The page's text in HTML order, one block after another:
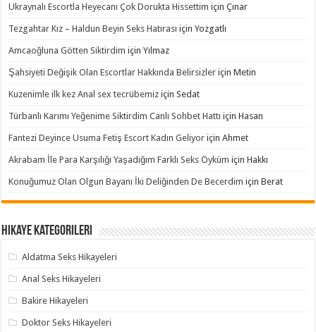
Ukraynalı Escortla Heyecanı Çok Dorukta Hissettim içinÇınar
Tezgahtar Kız – Haldun Beyin Seks Hatırası içinYozgatlı
Amcaoğluna Götten Siktirdim içinYılmaz
Şahsiyeti Değişik Olan Escortlar Hakkında Belirsizler içinMetin
Kuzenimle ilk kez Anal sex tecrübemiz içinSedat
Türbanlı Karımı Yeğenime Siktirdim Canlı Sohbet Hattı içinHasan
Fantezi Deyince Usuma Fetiş Escort Kadın Geliyor içinAhmet
Akrabam İle Para Karşılığı Yaşadığım Farklı Seks Öyküm içinHakkı
Konuğumuz Olan Olgun Bayanı İki Deliğinden De Becerdim içinBerat
Hikaye Kategorileri
Aldatma Seks Hikayeleri
Anal Seks Hikayeleri
Bakire Hikayeleri
Doktor Seks Hikayeleri